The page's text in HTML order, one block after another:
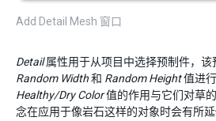
Add Detail Mesh 窗口
Detail属性用于从项目中选择预制件，该
Random Width和 Random Height值进行
Healthy/Dry Color值的作用与它们对草
念在应用于像岩石这样的对象时会有所延